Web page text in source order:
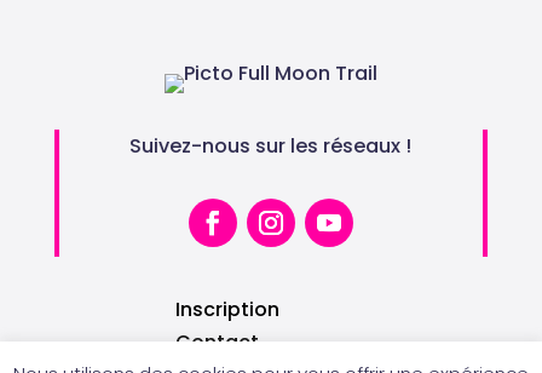
Suivez-nous sur les réseaux !
Inscription
Contact